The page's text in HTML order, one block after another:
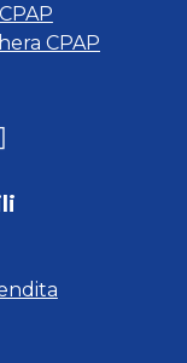
CPAP